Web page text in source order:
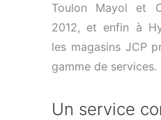
Toulon Mayol et
2012, et enfin à
les magasins JCP
gamme de services.
Un service